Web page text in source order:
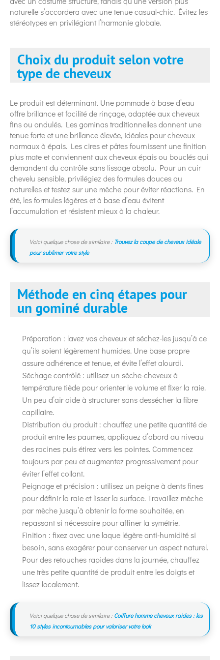
naturelle s’accordera avec une tenue casual-chic. Évitez les
stéréotypes en privilégiant l’harmonie globale.
Choix du produit selon votre
type de cheveux
Le produit est déterminant. Une pommade à base d’eau
offre brillance et facilité de rinçage, adaptée aux cheveux
fins ou ondulés. Les gominas traditionnelles donnent une
tenue forte et une brillance élevée, idéales pour cheveux
normaux à épais. Les cires et pâtes fournissent une finition
plus mate et conviennent aux cheveux épais ou bouclés qui
demandent du contrôle sans lissage absolu. Pour un cuir
chevelu sensible, privilégiez des formules douces ou
naturelles et testez sur une mèche pour éviter réactions. En
été, les formules légères et à base d’eau évitent
l’accumulation et résistent mieux à la chaleur.
Voici quelque chose de similaire : Trouvez la coupe de cheveux idéale
pour sublimer votre style
Méthode en cinq étapes pour
un gominé durable
Préparation : lavez vos cheveux et séchez-les jusqu’à ce
qu’ils soient légèrement humides. Une base propre
assure adhérence et tenue, et évite l’effet alourdi.
Séchage contrôlé : utilisez un sèche-cheveux à
température tiède pour orienter le volume et fixer la raie.
Un peu d’air aide à structurer sans dessécher la fibre
capillaire.
Distribution du produit : chauffez une petite quantité de
produit entre les paumes, appliquez d’abord au niveau
des racines puis étirez vers les pointes. Commencez
toujours par peu et augmentez progressivement pour
éviter l’effet collant.
Peignage et précision : utilisez un peigne à dents fines
pour définir la raie et lisser la surface. Travaillez mèche
par mèche jusqu’à obtenir la forme souhaitée, en
repassant si nécessaire pour affiner la symétrie.
Finition : fixez avec une laque légère anti-humidité si
besoin, sans exagérer pour conserver un aspect naturel.
Pour des retouches rapides dans la journée, chauffez
une très petite quantité de produit entre les doigts et
lissez localement.
Voici quelque chose de similaire : Coiffure homme cheveux raides : les
10 styles incontournables pour valoriser votre look